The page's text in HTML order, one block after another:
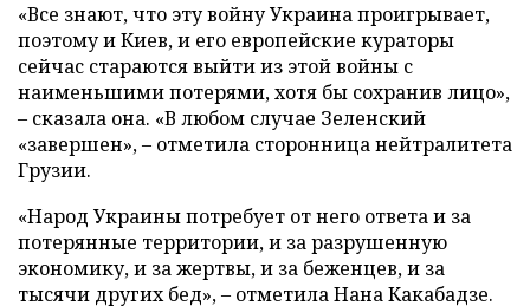
«Все знают, что эту войну Украина проигрывает,
поэтому и Киев, и его европейские кураторы
сейчас стараются выйти из этой войны с
наименьшими потерями, хотя бы сохранив лицо»,
– сказала она. «В любом случае Зеленский
«завершен», – отметила сторонница нейтралитета
Грузии.
«Народ Украины потребует от него ответа и за
потерянные территории, и за разрушенную
экономику, и за жертвы, и за беженцев, и за
тысячи других бед», – отметила Нана Какабадзе.